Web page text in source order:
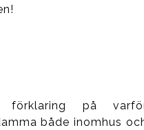
på
både inomhus